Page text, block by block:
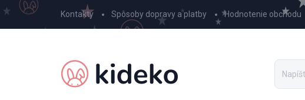
Prejsť
na
obsah
Kontakty Spôsoby dopravy a platby Hodnotenie obchodu